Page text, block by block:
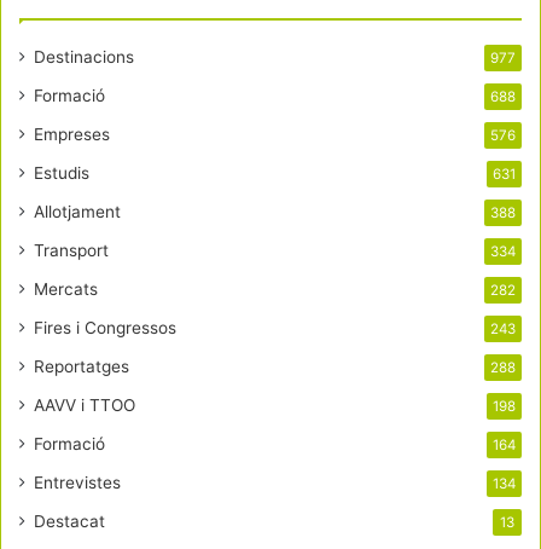
Destinacions 977
Formació 688
Empreses 576
Estudis 631
Allotjament 388
Transport 334
Mercats 282
Fires i Congressos 243
Reportatges 288
AAVV i TTOO 198
Formació 164
Entrevistes 134
Destacat 13